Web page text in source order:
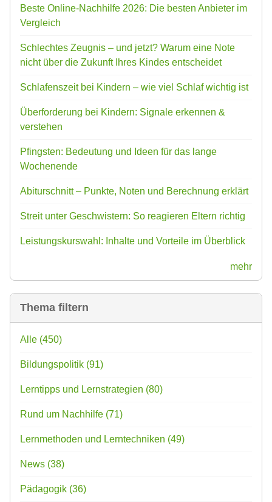
Beste Online-Nachhilfe 2026: Die besten Anbieter im
Vergleich
Schlechtes Zeugnis – und jetzt? Warum eine Note
nicht über die Zukunft Ihres Kindes entscheidet
Schlafenszeit bei Kindern – wie viel Schlaf wichtig ist
Überforderung bei Kindern: Signale erkennen &
verstehen
Pfingsten: Bedeutung und Ideen für das lange
Wochenende
Abiturschnitt – Punkte, Noten und Berechnung erklärt
Streit unter Geschwistern: So reagieren Eltern richtig
Leistungskurswahl: Inhalte und Vorteile im Überblick
mehr
Thema filtern
Alle (450)
Bildungspolitik (91)
Lerntipps und Lernstrategien (80)
Rund um Nachhilfe (71)
Lernmethoden und Lerntechniken (49)
News (38)
Pädagogik (36)